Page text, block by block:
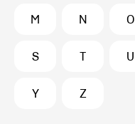
M N O
S T U
Y Z